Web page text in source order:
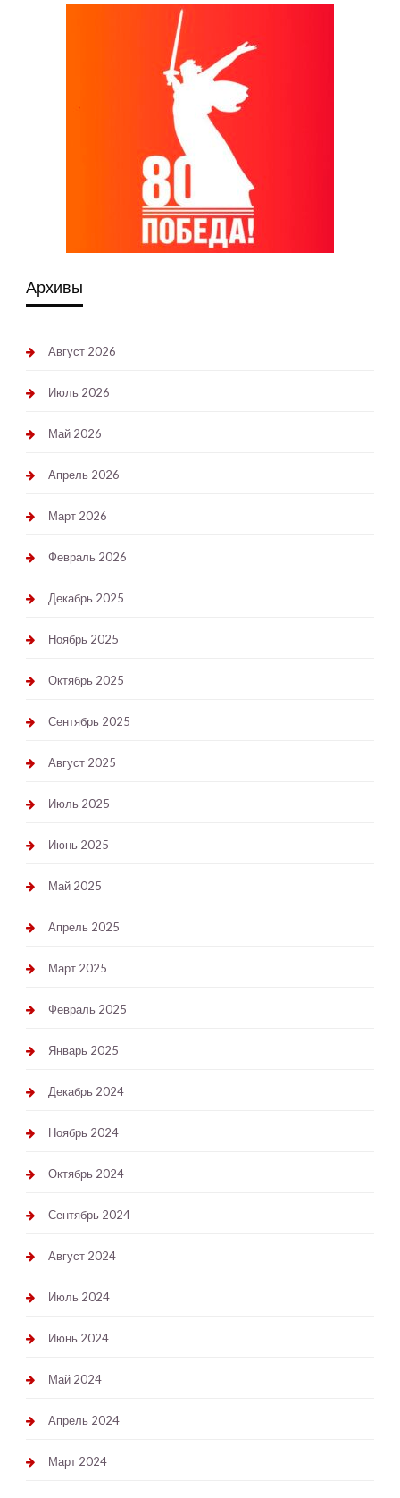
Архивы
Август 2026
Июль 2026
Май 2026
Апрель 2026
Март 2026
Февраль 2026
Декабрь 2025
Ноябрь 2025
Октябрь 2025
Сентябрь 2025
Август 2025
Июль 2025
Июнь 2025
Май 2025
Апрель 2025
Март 2025
Февраль 2025
Январь 2025
Декабрь 2024
Ноябрь 2024
Октябрь 2024
Сентябрь 2024
Август 2024
Июль 2024
Июнь 2024
Май 2024
Апрель 2024
Март 2024